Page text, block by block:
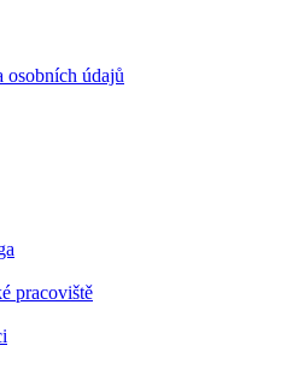
osobních údajů
pracoviště